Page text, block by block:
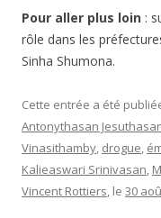
Pour aller plus loin :
rôle dans les
Sinha Shumona.
Cette entrée a été
Antonythasan
Vinasithamby, drogue,
Kalieaswari Srinivasan,
Vincent Rottiers, le 30